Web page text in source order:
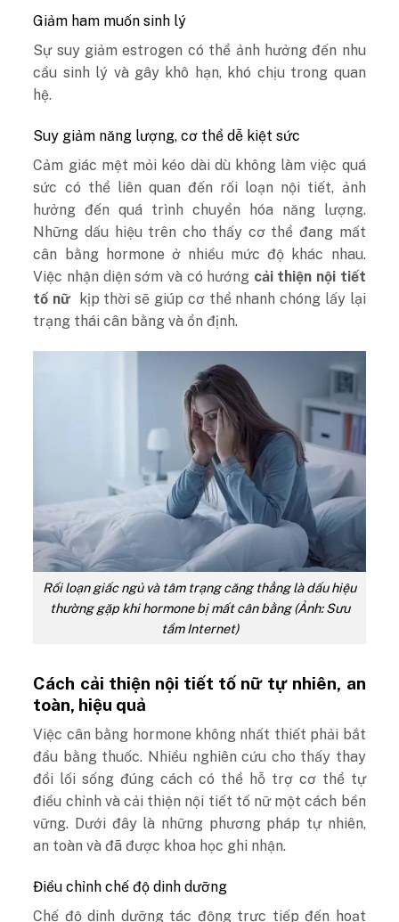
Giảm ham muốn sinh lý
Sự suy giảm estrogen có thể ảnh hưởng đến nhu
cầu sinh lý và gây khô hạn, khó chịu trong quan
hệ.
Suy giảm năng lượng, cơ thể dễ kiệt sức
Cảm giác mệt mỏi kéo dài dù không làm việc quá
sức có thể liên quan đến rối loạn nội tiết, ảnh
hưởng đến quá trình chuyển hóa năng lượng.
Những dấu hiệu trên cho thấy cơ thể đang mất
cân bằng hormone ở nhiều mức độ khác nhau.
Việc nhận diện sớm và có hướng cải thiện nội tiết
tố nữkịp thời sẽ giúp cơ thể nhanh chóng lấy lại
trạng thái cân bằng và ổn định.
Rối loạn giấc ngủ và tâm trạng căng thẳng là dấu hiệu
thường gặp khi hormone bị mất cân bằng (Ảnh: Sưu
tầm Internet)
Cách cải thiện nội tiết tố nữ tự nhiên, an
toàn, hiệu quả
Việc cân bằng hormone không nhất thiết phải bắt
đầu bằng thuốc. Nhiều nghiên cứu cho thấy thay
đổi lối sống đúng cách có thể hỗ trợ cơ thể tự
điều chỉnh và cải thiện nội tiết tố nữ một cách bền
vững. Dưới đây là những phương pháp tự nhiên,
an toàn và đã được khoa học ghi nhận.
Điều chỉnh chế độ dinh dưỡng
Chế độ dinh dưỡng tác động trực tiếp đến hoạt